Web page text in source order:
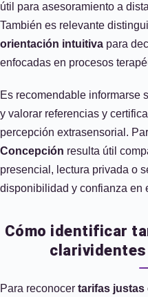
útil para asesoramiento a
También es relevante
orientación intuitiva para
enfocadas en procesos
Es recomendable informarse
y valorar referencias y
percepción extrasensorial.
Concepción resulta útil
presencial, lectura privada o
disponibilidad y confianza en
Cómo identificar
clarividentes
Para reconocer tarifas justas